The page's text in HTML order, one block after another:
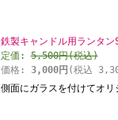
鉄製キャンドル用ランタ
定価:5,500円(税込)
価格: 3,000円 (税込
側面にガラスを付けてオリ